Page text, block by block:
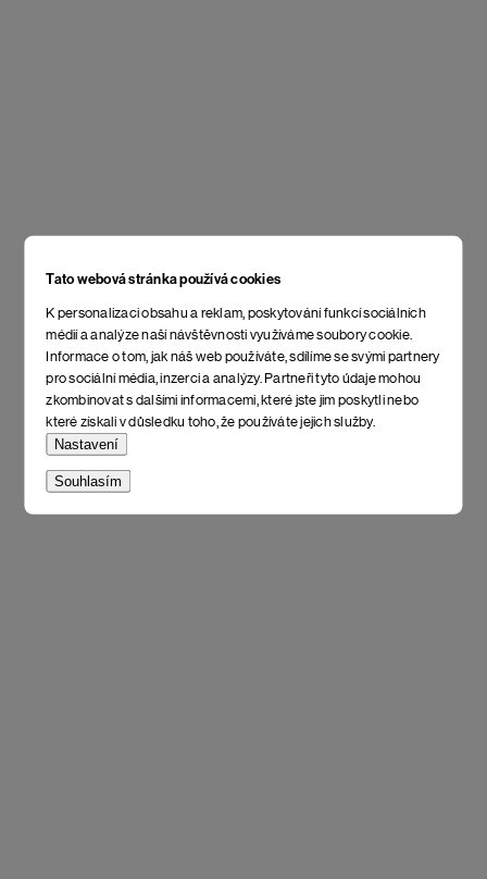
Tato webová stránka používá cookies
K personalizaci obsahu a reklam, poskytování funkcí sociálních
médií a analýze naší návštěvnosti využíváme soubory cookie.
Informace o tom, jak náš web používáte, sdílíme se svými partnery
pro sociální média, inzerci a analýzy. Partneři tyto údaje mohou
zkombinovat s dalšími informacemi, které jste jim poskytli nebo
které získali v důsledku toho, že používáte jejich služby.
Nastavení
Souhlasím